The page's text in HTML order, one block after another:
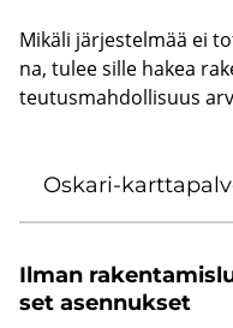
Mi­kä­li jär­jes­tel­mää ei
na, tulee sille hakea
teu­tus­mah­dol­li­suus
Oskari-​
Ilman
set asen­nuk­set